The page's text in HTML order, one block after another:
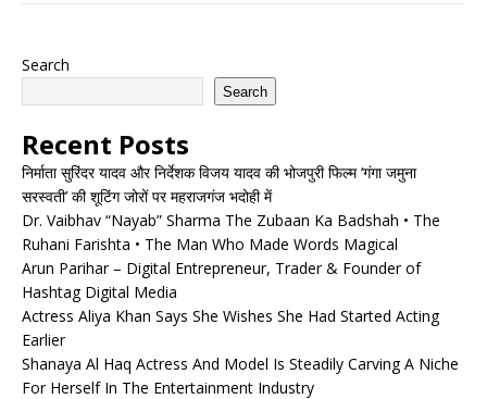
Search
Search
Recent Posts
निर्माता सुरिंदर यादव और निर्देशक विजय यादव की भोजपुरी फिल्म ‘गंगा जमुना
सरस्वती’ की शूटिंग जोरों पर महराजगंज भदोही में
Dr. Vaibhav “Nayab” Sharma The Zubaan Ka Badshah • The
Ruhani Farishta • The Man Who Made Words Magical
Arun Parihar – Digital Entrepreneur, Trader & Founder of
Hashtag Digital Media
Actress Aliya Khan Says She Wishes She Had Started Acting
Earlier
Shanaya Al Haq Actress And Model Is Steadily Carving A Niche
For Herself In The Entertainment Industry